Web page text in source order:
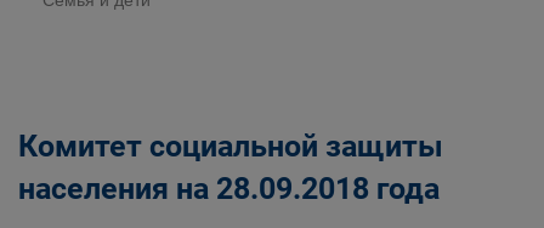
Комитет социальной защиты
населения на 28.09.2018 года